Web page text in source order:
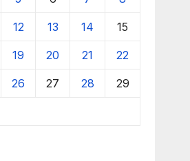
12 13 14 15
19 20 21 22
26 27 28 29